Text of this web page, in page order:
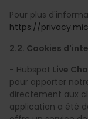
Pour plus
https://
2.2. Cookies
- Hubspot Live
pour apporter
directement aux
application a été